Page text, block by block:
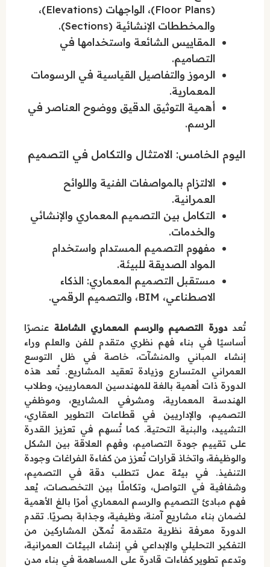
(Floor Plans)، الواجهات (Elevations)،
والمخططات الإنشائية (Sections).
المقاييس الشائعة واستخدامها في
التصاميم.
الرموز والتفاصيل القياسية في الرسومات
المعمارية.
أهمية التوثيق الدقيق ووضوح العناصر في
الرسم.
اليوم الخامس: الامتثال والتكامل في التصميم
الالتزام بالمواصفات الفنية واللوائح
العمرانية.
التكامل بين التصميم المعماري والإنشائي
والخدمات.
مفهوم التصميم المستدام واستخدام
المواد الصديقة للبيئة.
مستقبل التصميم المعماري: الذكاء
الاصطناعي، BIM، والتصميم الرقمي.
تُعددورة التصميم والرسم المعماري الشاملة عنصرًا
أساسيًا في بناء فهم نظري متقدم للفن والعلم وراء
إنشاء المباني والمنشآت، خاصة في ظل التوسع
العمراني المتسارع وزيادة تعقيد المشاريع. تُعد هذه
الدورة ذات أهمية بالغة للمهندسين المعماريين، وطلاب
الهندسة المعمارية، ومشرفي المشاريع، وموظفي
التصميم، والإداريين في قطاعات التطوير العقاري،
التشييد، والبنية التحتية. كما تُسهم في تعزيز القدرة
على تقييم جودة التصاميم، وفهم العلاقة بين الشكل
والوظيفة، واتخاذ قرارات تُعزز من كفاءة الفراغات وجودة
التنفيذ. في بيئة عمل تتطلب دقة في التصميم،
وشفافية في التواصل، وتكاملًا بين التخصصات، يُعد
فهم مبادئ التصميم والرسم المعماري أمرًا بالغ الأهمية
لضمان بناء مشاريع آمنة، وظيفية، وجذابة بصريًا. تقدم
الدورة معرفة نظرية متقدمة تُمكّن المشاركين من
التفكير التحليلي والإبداعي في إنشاء البيئات العمرانية،
وتدعم تطوير كفاءات قادرة على المساهمة في بناء مدن